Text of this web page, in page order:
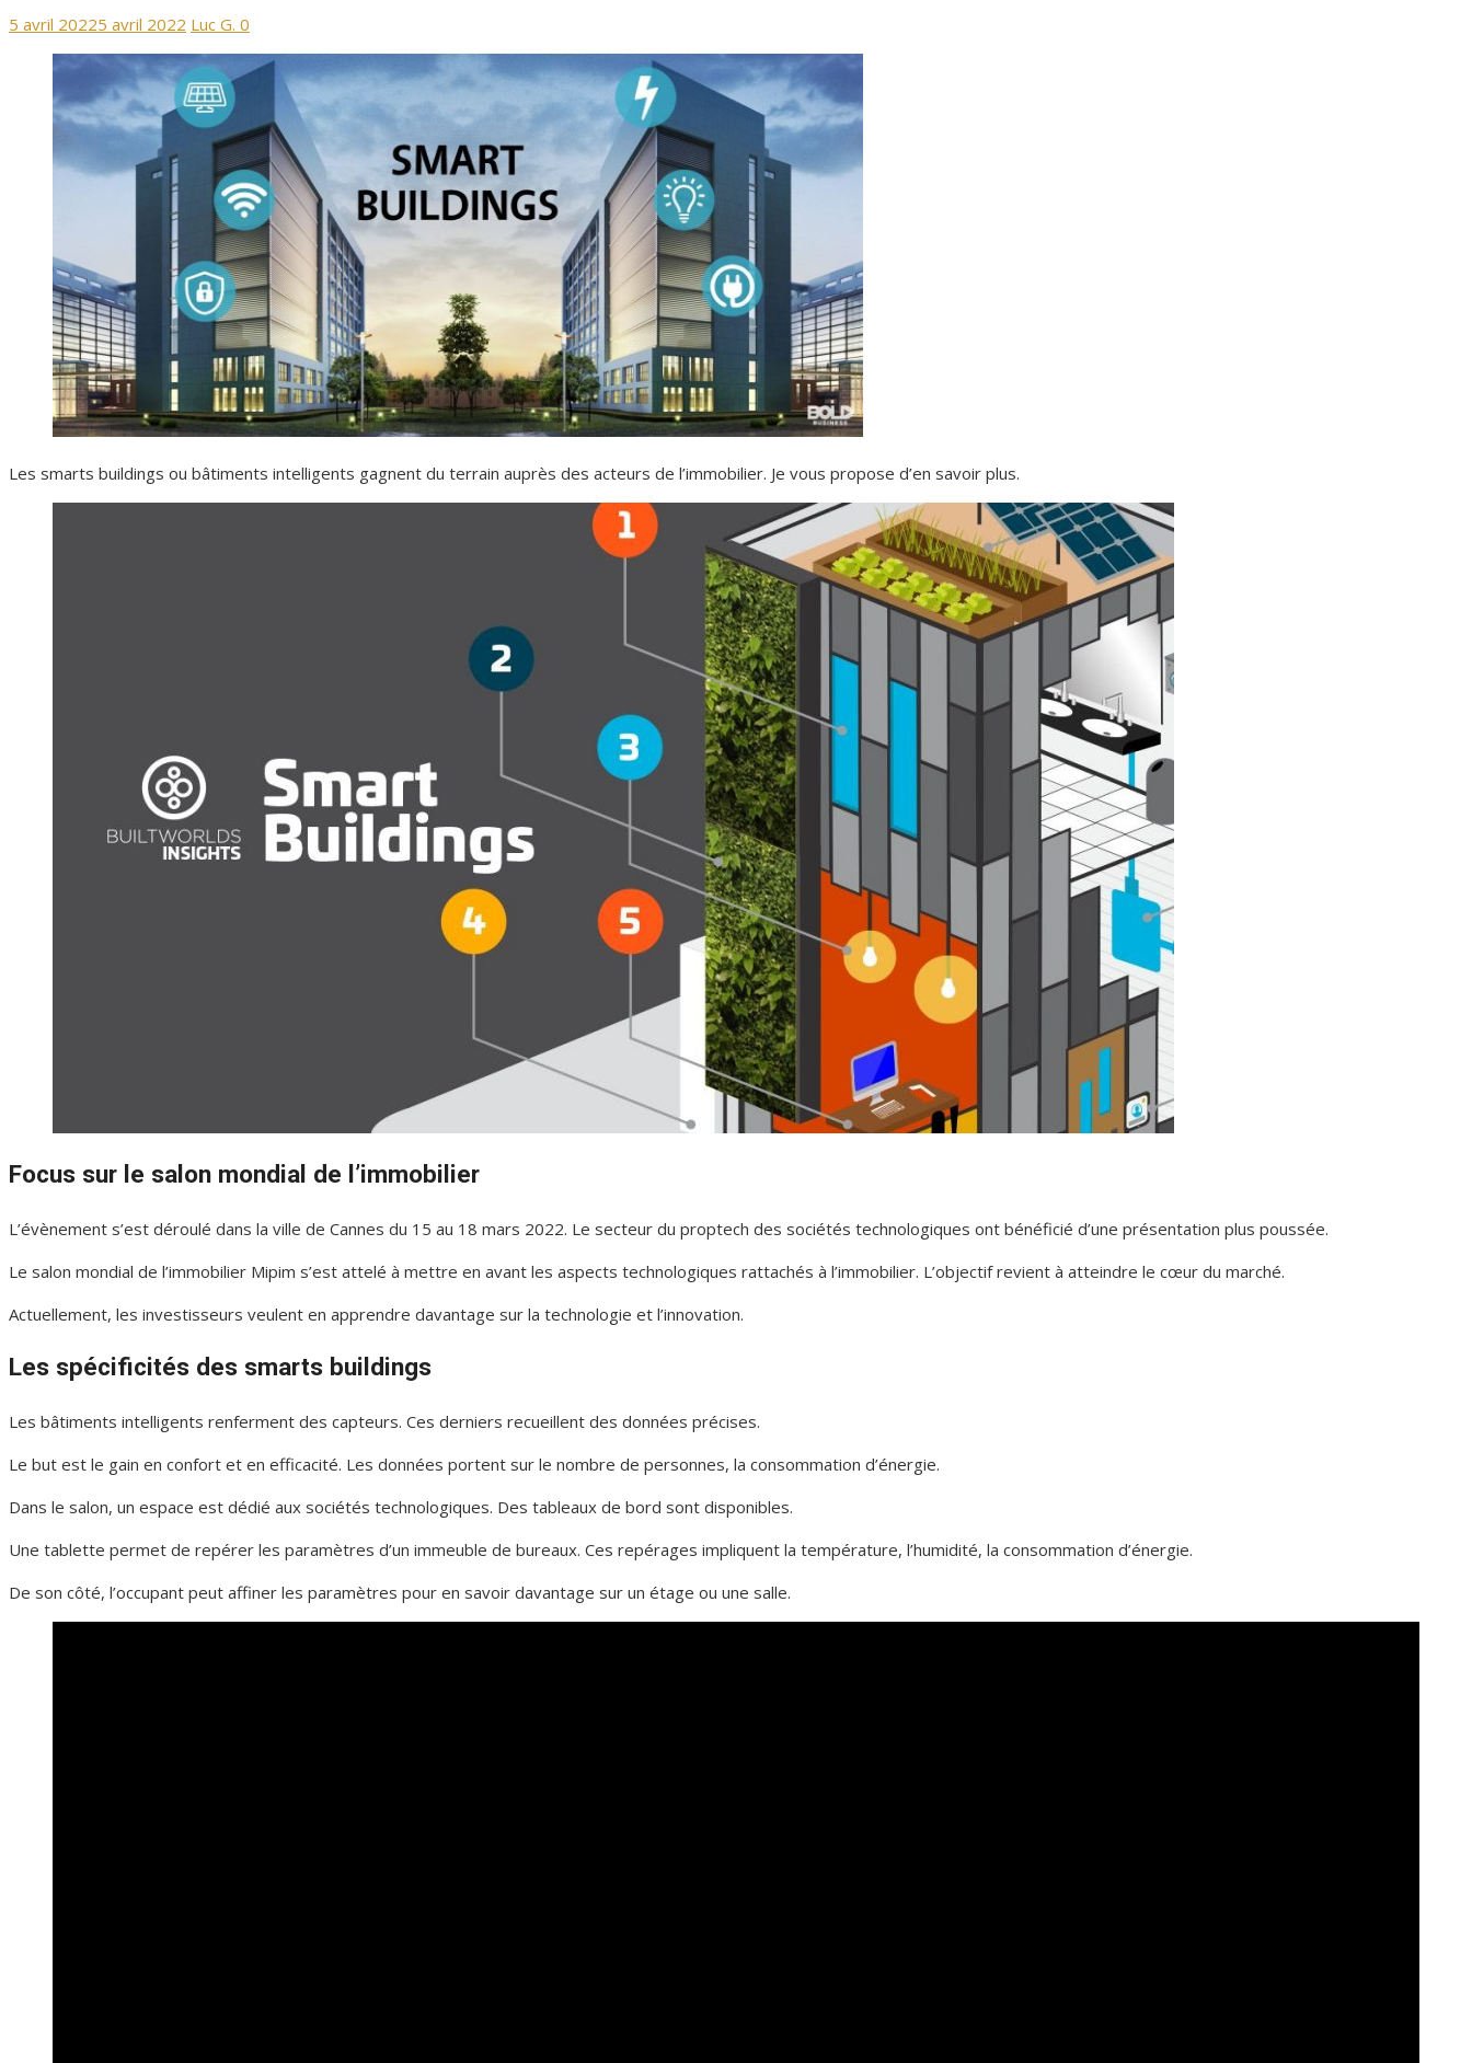
Publié
5 avril 20225 avril 2022 Auteur/autrice
Luc G. 0
Les smarts buildings ou bâtiments intelligents gagnent du terrain auprès des acteurs de l’immobilier. Je vous propose d’en savoir plus.
Focus sur le salon mondial de l’immobilier
L’évènement s’est déroulé dans la ville de Cannes du 15 au 18 mars 2022. Le secteur du proptech des sociétés technologiques ont bénéficié d’une présentation plus poussée.
Le salon mondial de l’immobilier Mipim s’est attelé à mettre en avant les aspects technologiques rattachés à l’immobilier. L’objectif revient à atteindre le cœur du marché.
Actuellement, les investisseurs veulent en apprendre davantage sur la technologie et l’innovation.
Les spécificités des smarts buildings
Les bâtiments intelligents renferment des capteurs. Ces derniers recueillent des données précises.
Le but est le gain en confort et en efficacité. Les données portent sur le nombre de personnes, la consommation d’énergie.
Dans le salon, un espace est dédié aux sociétés technologiques. Des tableaux de bord sont disponibles.
Une tablette permet de repérer les paramètres d’un immeuble de bureaux. Ces repérages impliquent la température, l’humidité, la consommation d’énergie.
De son côté, l’occupant peut affiner les paramètres pour en savoir davantage sur un étage ou une salle.